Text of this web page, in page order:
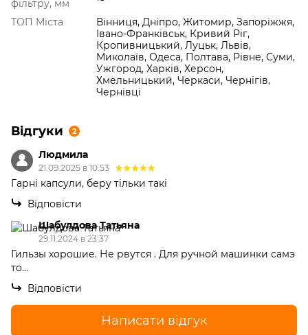
фільтру, мм
ТОП Міста
Вінниця, Дніпро, Житомир, Запоріжжя,
Івано-Франківськ, Кривий Ріг,
Кропивницький, Луцьк, Львів,
Миколаїв, Одеса, Полтава, Рівне, Суми,
Ужгород, Харків, Херсон,
Хмельницький, Черкаси, Чернігів,
Чернівці
Відгуки 2
Людмила
21.09.2025 в 10:53
Гарні капсули, беру тільки такі
Відповісти
Шабулдова Татьяна
29.11.2024 в 23:37
Гильзы хорошие. Не рвутся . Для ручной машинки самэ
то...
Відповісти
Написати відгук